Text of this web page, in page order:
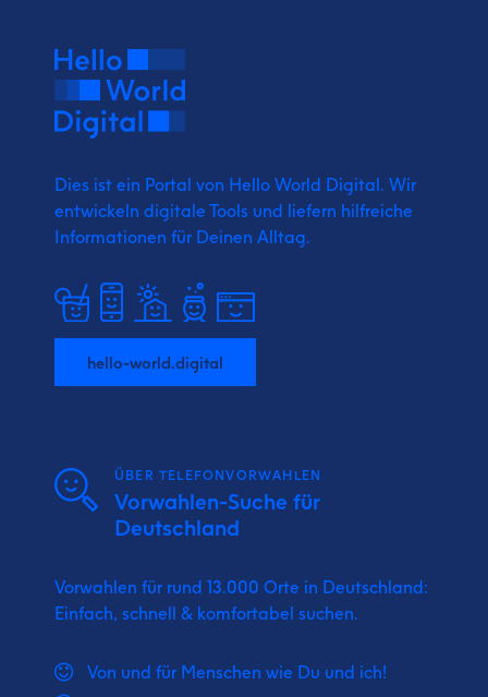
Dies ist ein Portal von Hello World Digital. Wir
entwickeln digitale Tools und liefern hilfreiche
Informationen für Deinen Alltag.
hello-world.digital
ÜBER TELEFONVORWAHLEN
Vorwahlen-Suche für
Deutschland
Vorwahlen für rund 13.000 Orte in Deutschland:
Einfach, schnell & komfortabel suchen.
Von und für Menschen wie Du und ich!